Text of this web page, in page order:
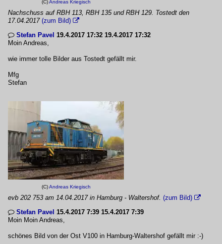
(C)Andreas Kriegisch
Nachschuss auf RBH 113, RBH 135 und RBH 129. Tostedt den
17.04.2017 (zum Bild) 
 Stefan Pavel 19.4.2017 17:32 19.4.2017 17:32
Moin Andreas,
wie immer tolle Bilder aus Tostedt gefällt mir.
Mfg
Stefan
(C)Andreas Kriegisch
evb 202 753 am 14.04.2017 in Hamburg - Waltershof. (zum Bild) 
 Stefan Pavel 15.4.2017 7:39 15.4.2017 7:39
Moin Moin Andreas,
schönes Bild von der Ost V100 in Hamburg-Waltershof gefällt mir :-)